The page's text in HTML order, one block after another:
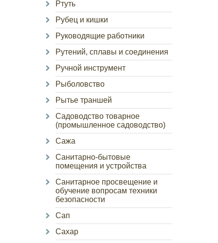
Ртуть
Рубец и кишки
Руководящие работники
Рутений, сплавы и соединения
Ручной инструмент
Рыболовство
Рытье траншей
Садоводство товарное
(промышленное садоводство)
Сажа
Санитарно-бытовые
помещения и устройства
Санитарное просвещение и
обучение вопросам техники
безопасности
Сап
Сахар